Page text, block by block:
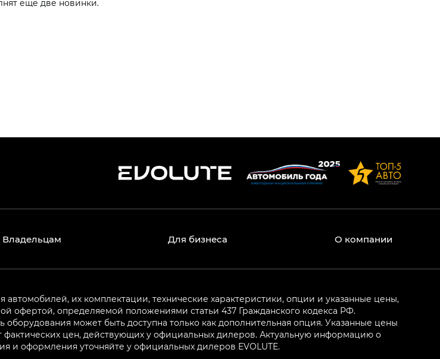
еще две новинки.
Владельцам Для бизнеса О компании
их комплектации, технические характеристики, опции и указанные цены,
офертой, определяемой положениями статьи 437 Гражданского кодекса РФ.
может быть доступна только как дополнительная опция. Указанные цены
цен, действующих у официальных дилеров. Актуальную информацию о
и оформления уточняйте у официальных дилеров EVOLUTE.